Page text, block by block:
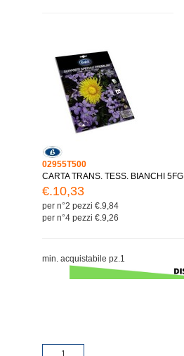
02955T500
CARTA TRANS. TESS. BIANCHI 5FG
€.10,33
per n°2 pezzi €.9,84
per n°4 pezzi €.9,26
min. acquistabile pz.1